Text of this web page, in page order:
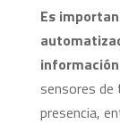
Es
sensores de
presencia,